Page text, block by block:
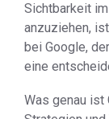
Sichtbarkeit
anzuziehen,
bei Google,
eine
Was genau ist